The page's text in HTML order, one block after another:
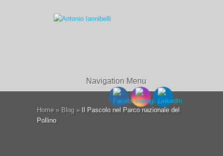
Navigation Menu
Home » Blog » Il Pascolo nel Parco nazionale del
Pollino